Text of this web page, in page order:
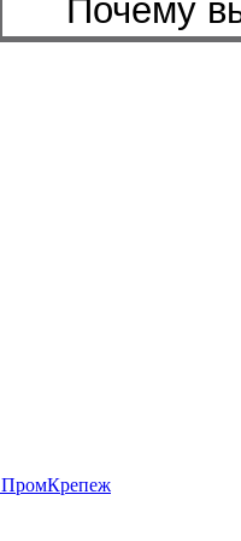
ПромКрепеж
Почему